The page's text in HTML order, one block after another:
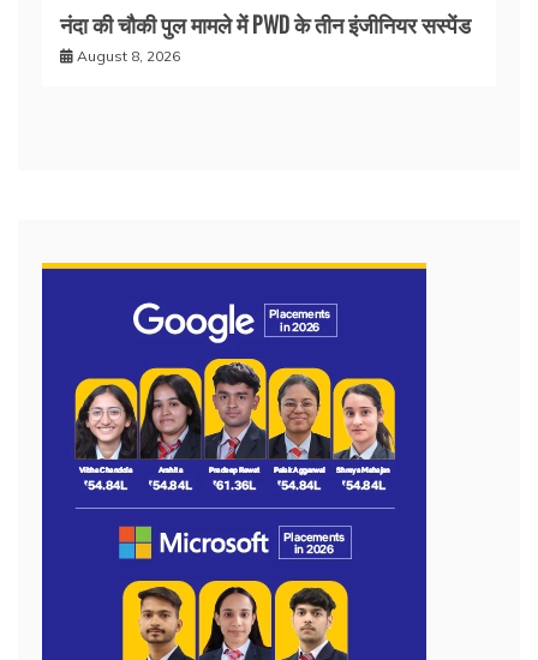
नंदा की चौकी पुल मामले में PWD के तीन इंजीनियर सस्पेंड
August 8, 2026